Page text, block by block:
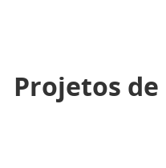
Projetos de